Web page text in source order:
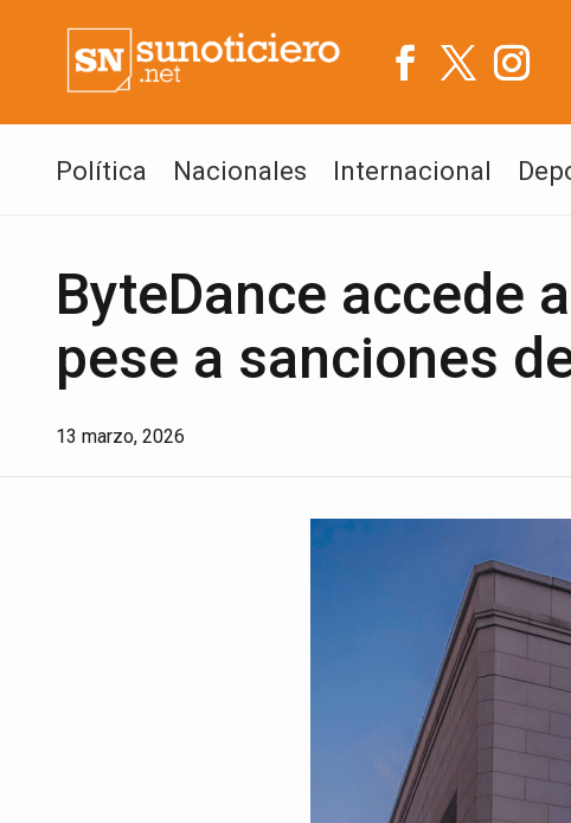
Política Nacionales Internacional
ByteDance accede
pese a sanciones
13 marzo, 2026